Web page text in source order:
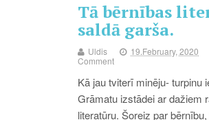
Tā bērnības
saldā garša.
Uldis 19.February, 2020
Comment
Kā jau tviterī minēju- turpinu
Grāmatu izstādei ar dažiem
literatūru. Šoreiz par